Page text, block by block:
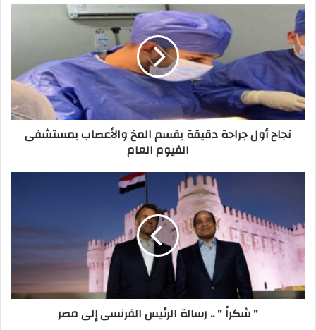
ج
ا
ح
أ
و
ل
ج
ر
ق
ة
ب
ق
نجاح أول جراحة دقيقة بقسم المخ والأعصاب بمستشفى
الفيوم العام
ر
اً
.
ر
" شكراً " .. رسالة الرئيس الفرنسى إلى مصر